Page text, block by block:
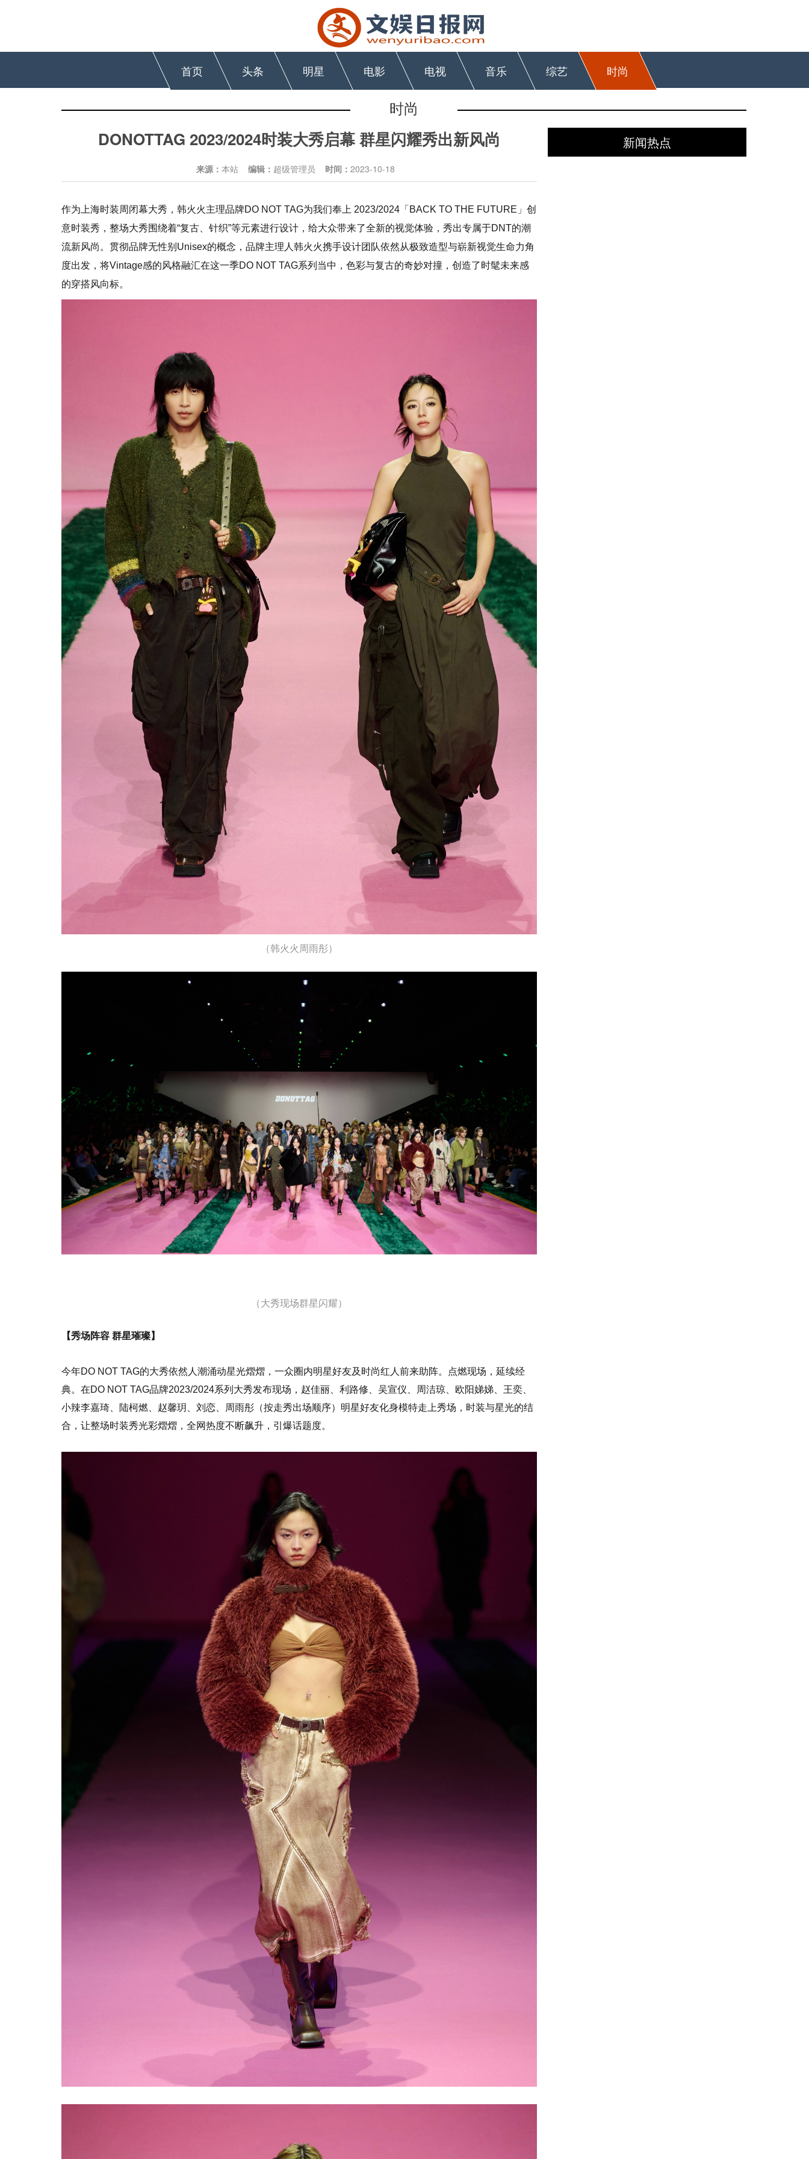
首页 头条 明星 电影 电视 音乐 综艺 时尚
时尚
DONOTTAG 2023/2024时装大秀启幕 群星闪耀秀出新风尚
来源： 本站 编辑： 超级管理员 时间： 2023-10-18
作为上海时装周闭幕大秀，韩火火主理品牌DO NOT TAG为我们奉上 2023/2024「BACK TO THE FUTURE」创
意时装秀，整场大秀围绕着“复古、针织”等元素进行设计，给大众带来了全新的视觉体验，秀出专属于DNT的潮
流新风尚。 贯彻品牌无性别Unisex的概念，品牌主理人韩火火携手设计团队依然从极致造型与崭新视觉生命力角
度出发，将Vintage感的风格融汇在这一季DO NOT TAG系列当中，色彩与复古的奇妙对撞，创造了时髦未来感
的穿搭风向标。
（韩火火周雨彤）
（大秀现场群星闪耀）
【秀场阵容 群星璀璨】
今年DO NOT TAG的大秀依然人潮涌动星光熠熠，一众圈内明星好友及时尚红人前来助阵。点燃现场，延续经
典。在DO NOT TAG品牌2023/2024系列大秀发布现场，赵佳丽、利路修、吴宣仪、周洁琼、欧阳娣娣、王奕、
小辣李嘉琦、陆柯燃、赵馨玥、刘恋、周雨彤（按走秀出场顺序）明星好友化身模特走上秀场，时装与星光的结
合，让整场时装秀光彩熠熠，全网热度不断飙升，引爆话题度。
新闻热点